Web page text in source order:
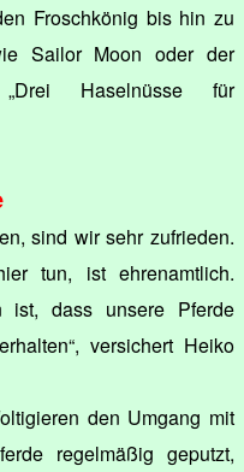
Froschkönig bis hin zu
Sailor Moon oder der
Haselnüsse für
sind wir sehr zufrieden.
tun, ist ehrenamtlich.
ist, dass unsere Pferde
versichert Heiko
den Umgang mit
regelmäßig geputzt,